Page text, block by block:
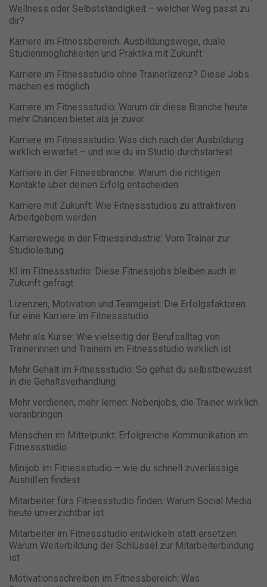
Wellness oder Selbstständigkeit – welcher Weg passt zu
dir?
Karriere im Fitnessbereich: Ausbildungswege, duale
Studienmöglichkeiten und Praktika mit Zukunft
Karriere im Fitnessstudio ohne Trainerlizenz? Diese Jobs
machen es möglich
Karriere im Fitnessstudio: Warum dir diese Branche heute
mehr Chancen bietet als je zuvor
Karriere im Fitnessstudio: Was dich nach der Ausbildung
wirklich erwartet – und wie du im Studio durchstartest
Karriere in der Fitnessbranche: Warum die richtigen
Kontakte über deinen Erfolg entscheiden
Karriere mit Zukunft: Wie Fitnessstudios zu attraktiven
Arbeitgebern werden
Karrierewege in der Fitnessindustrie: Vom Trainer zur
Studioleitung
KI im Fitnessstudio: Diese Fitnessjobs bleiben auch in
Zukunft gefragt
Lizenzen, Motivation und Teamgeist: Die Erfolgsfaktoren
für eine Karriere im Fitnessstudio
Mehr als Kurse: Wie vielseitig der Berufsalltag von
Trainerinnen und Trainern im Fitnessstudio wirklich ist
Mehr Gehalt im Fitnessstudio: So gehst du selbstbewusst
in die Gehaltsverhandlung
Mehr verdienen, mehr lernen: Nebenjobs, die Trainer wirklich
voranbringen
Menschen im Mittelpunkt: Erfolgreiche Kommunikation im
Fitnessstudio
Minijob im Fitnessstudio – wie du schnell zuverlässige
Aushilfen findest
Mitarbeiter fürs Fitnessstudio finden: Warum Social Media
heute unverzichtbar ist
Mitarbeiter im Fitnessstudio entwickeln statt ersetzen:
Warum Weiterbildung der Schlüssel zur Mitarbeiterbindung
ist
Motivationsschreiben im Fitnessbereich: Was